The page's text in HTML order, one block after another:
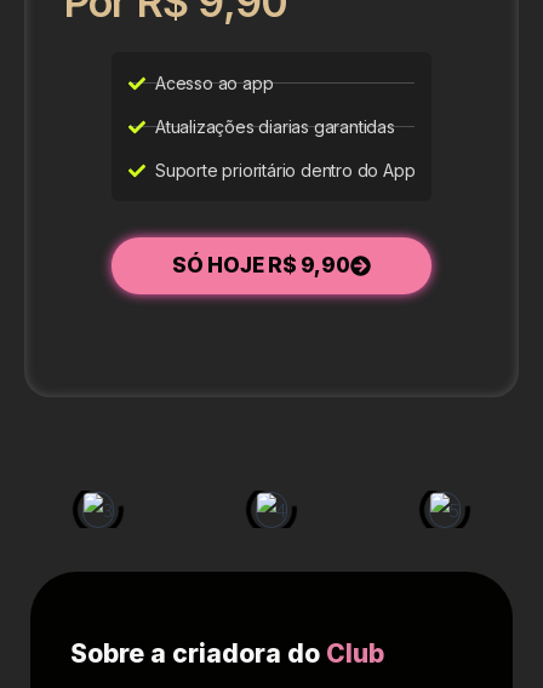
Acesso ao app
Atualizações diarias garantidas
Suporte prioritário dentro do App
SÓ HOJE R$ 9,90
Sobre a criadora do Club